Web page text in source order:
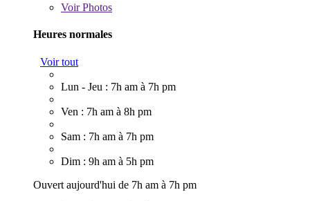
VoirPhotos
Heures normales
Voir tout
Lun - Jeu : 7h am à 7h pm
Ven : 7h am à 8h pm
Sam : 7h am à 7h pm
Dim : 9h am à 5h pm
Ouvert aujourd'hui de 7h am à 7h pm